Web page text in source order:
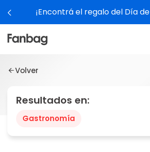
¡Encontrá el regalo del Día
Volver
Resultados en:
Gastronomía